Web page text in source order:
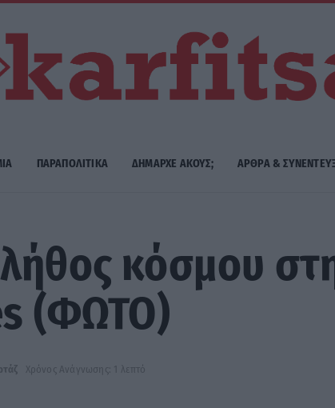
ΠΑΡΑΠΟΛΙΤΙΚΑ ΔΗΜΑΡΧE ΑΚΟΥΣ; ΑΡΘΡΑ &
κόσμου
(ΦΩΤΟ)
Χρόνος Ανάγνωσης: 1 λεπτό